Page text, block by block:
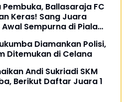
Ballasaraja FC
Keras! Sang Juara
Sempurna di Piala
Diamankan Polisi,
Ditemukan di Celana
Andi Sukriadi SKM
Berikut Daftar Juara 1